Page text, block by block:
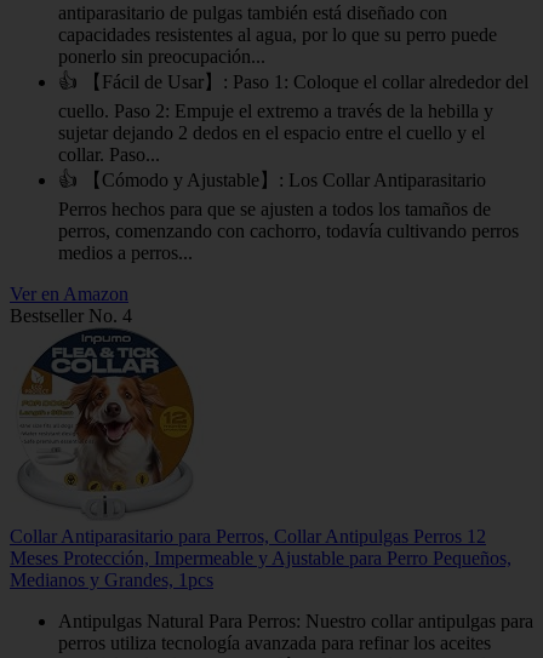
antiparasitario de pulgas también está diseñado con
capacidades resistentes al agua, por lo que su perro puede
ponerlo sin preocupación...
👍 【Fácil de Usar】: Paso 1: Coloque el collar alrededor del
cuello. Paso 2: Empuje el extremo a través de la hebilla y
sujetar dejando 2 dedos en el espacio entre el cuello y el
collar. Paso...
👍 【Cómodo y Ajustable】: Los Collar Antiparasitario
Perros hechos para que se ajusten a todos los tamaños de
perros, comenzando con cachorro, todavía cultivando perros
medios a perros...
Ver en Amazon
Bestseller No. 4
Collar Antiparasitario para Perros, Collar Antipulgas Perros 12
Meses Protección, Impermeable y Ajustable para Perro Pequeños,
Medianos y Grandes, 1pcs
Antipulgas Natural Para Perros: Nuestro collar antipulgas para
perros utiliza tecnología avanzada para refinar los aceites